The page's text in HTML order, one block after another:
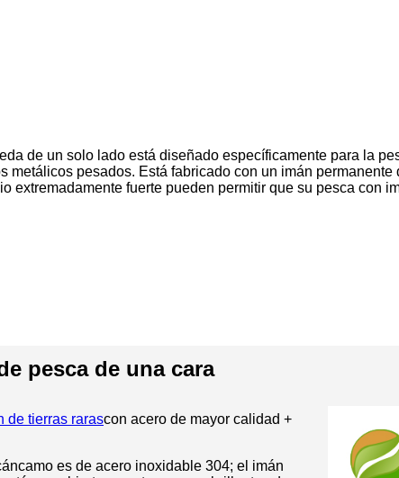
de un solo lado está diseñado específicamente para la
metálicos pesados. Está fabricado con un imán
extremadamente fuerte pueden permitir que su pesca con
pesca de una cara
de tierras rarascon acero de mayor calidad +
es de acero inoxidable 304; el imán